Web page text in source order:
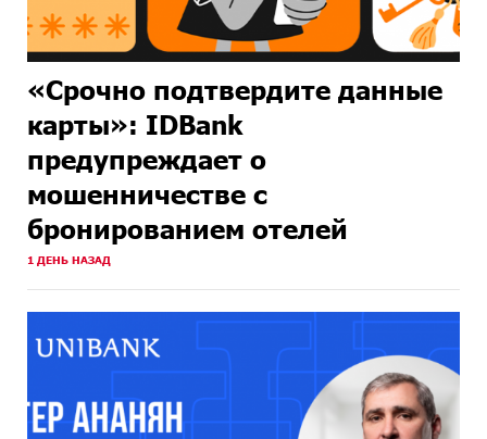
«Срочно подтвердите данные
карты»: IDBank
предупреждает о
мошенничестве с
бронированием отелей
1 ДЕНЬ НАЗАД